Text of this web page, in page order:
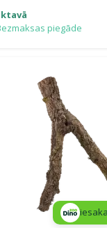
piegāde
iesaka